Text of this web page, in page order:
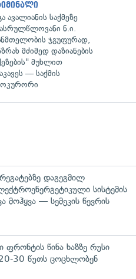
ავალიანის საქმეზე
ნ.ი.
ჯგუფურად,
მძიმედ დაზიანების
მუხლით
— საქმის
დაგეგმილ
სისტემის
მოჰყვა — სემეკის წევრის
ფრონტის წინა ხაზზე რუსი
30 წუთს ცოცხლობენ